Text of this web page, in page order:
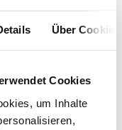
Über Cookies
Cookies
um Inhalte